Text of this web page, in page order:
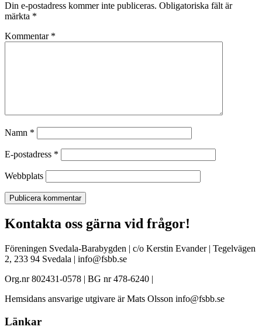
Din e-postadress kommer inte publiceras. Obligatoriska fält är
märkta *
Kommentar *
Namn *
E-postadress *
Webbplats
Kontakta oss gärna vid frågor!
Föreningen Svedala-Barabygden | c/o Kerstin Evander | Tegelvägen
2, 233 94 Svedala | info@fsbb.se
Org.nr 802431-0578 | BG nr 478-6240 |
Hemsidans ansvarige utgivare är Mats Olsson info@fsbb.se
Länkar